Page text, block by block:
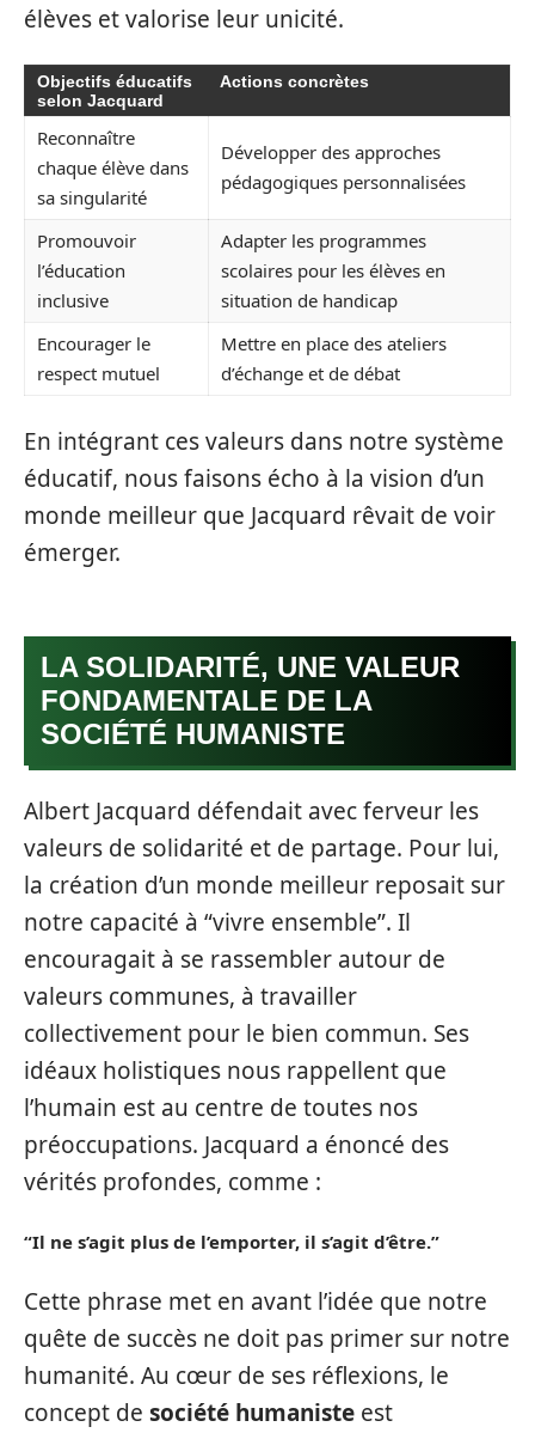
élèves et valorise leur unicité.
Objectifs éducatifs
selon Jacquard
Actions concrètes
Reconnaître
chaque élève dans
sa singularité
Développer des approches
pédagogiques personnalisées
Promouvoir
l’éducation
inclusive
Adapter les programmes
scolaires pour les élèves en
situation de handicap
Encourager le
respect mutuel
Mettre en place des ateliers
d’échange et de débat
En intégrant ces valeurs dans notre système
éducatif, nous faisons écho à la vision d’un
monde meilleur que Jacquard rêvait de voir
émerger.
LA SOLIDARITÉ, UNE VALEUR
FONDAMENTALE DE LA
SOCIÉTÉ HUMANISTE
Albert Jacquard défendait avec ferveur les
valeurs de solidarité et de partage. Pour lui,
la création d’un monde meilleur reposait sur
notre capacité à “vivre ensemble”. Il
encouragait à se rassembler autour de
valeurs communes, à travailler
collectivement pour le bien commun. Ses
idéaux holistiques nous rappellent que
l’humain est au centre de toutes nos
préoccupations. Jacquard a énoncé des
vérités profondes, comme :
“Il ne s’agit plus de l’emporter, il s’agit d’être.”
Cette phrase met en avant l’idée que notre
quête de succès ne doit pas primer sur notre
humanité. Au cœur de ses réflexions, le
concept de société humaniste est